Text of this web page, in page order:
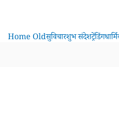
Home Oldसुविचारशुभ संदेशट्रेंडिंग